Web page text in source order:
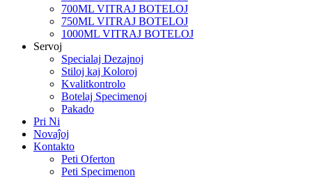
700ML VITRAJ BOTELOJ
750ML VITRAJ BOTELOJ
1000ML VITRAJ BOTELOJ
Servoj
Specialaj Dezajnoj
Stiloj kaj Koloroj
Kvalitkontrolo
Botelaj Specimenoj
Pakado
Pri Ni
Novaĵoj
Kontakto
Peti Oferton
Peti Specimenon